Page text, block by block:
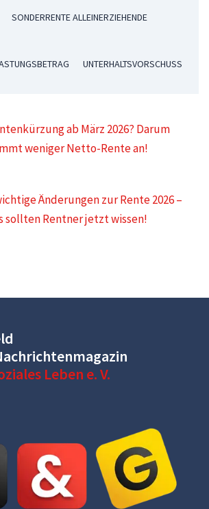
SONDERRENTE ALLEINERZIEHENDE
UNTERHALTSVORSCHUSS
ab März 2026? Darum
weniger Netto-Rente an!
Änderungen zur Rente 2026 –
sollten Rentner jetzt wissen!
Leben e. V.